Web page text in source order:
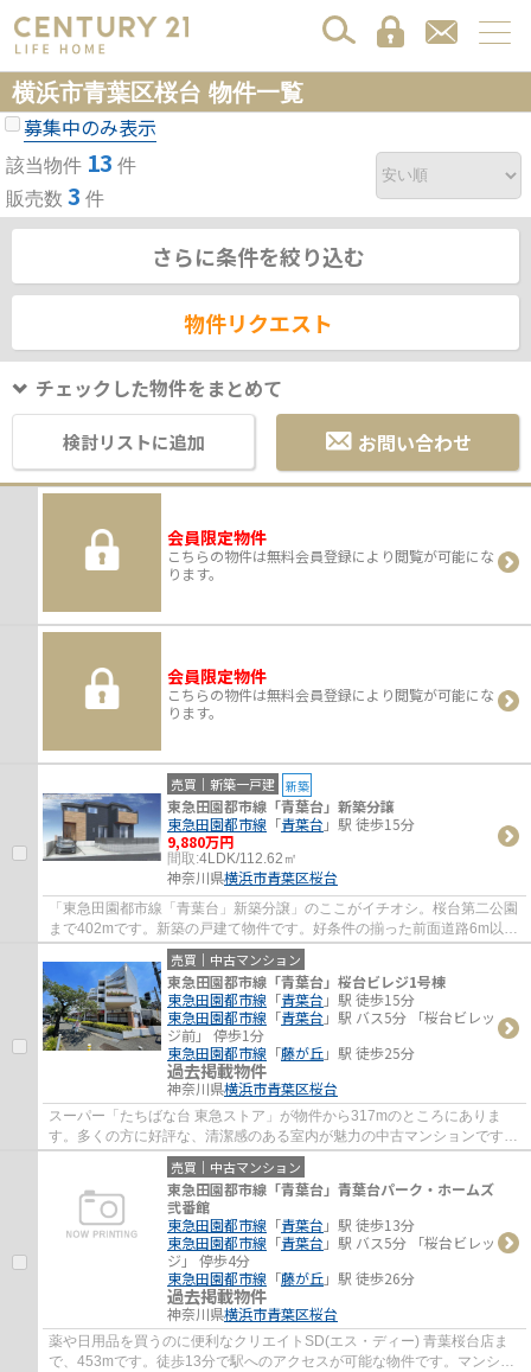
横浜市青葉区桜台 物件一覧
募集中のみ表示
該当物件 13 件
販売数 3 件
さらに条件を絞り込む
物件リクエスト
チェックした物件をまとめて
検討リストに追加 お問い合わせ
会員限定物件
こちらの物件は無料会員登録により閲覧が可能にな
ります。
会員限定物件
こちらの物件は無料会員登録により閲覧が可能にな
ります。
売買｜新築一戸建 新築
東急田園都市線「青葉台」新築分譲
東急田園都市線 「青葉台 」駅 徒歩15分
9,880万円
間取:4LDK/112.62㎡
神奈川県横浜市青葉区桜台
「東急田園都市線「青葉台」新築分譲」のここがイチオシ。桜台第二公園
まで402mです。新築の戸建て物件です。好条件の揃った前面道路6m以上
の物件をお薦めいたします。横浜市青葉区内...
売買｜中古マンション
東急田園都市線「青葉台」桜台ビレジ1号棟
東急田園都市線 「青葉台 」駅 徒歩15分
東急田園都市線 「青葉台 」駅 バス5分 「桜台ビレッ
ジ前」 停歩1分
東急田園都市線 「藤が丘」駅 徒歩25分
過去掲載物件
神奈川県横浜市青葉区桜台
スーパー「たちばな台 東急ストア」が物件から317mのところにありま
す。多くの方に好評な、清潔感のある室内が魅力の中古マンションです。
駅まで徒歩15分でアクセス可能です。当社がご...
売買｜中古マンション
東急田園都市線「青葉台」青葉台パーク・ホームズ
弐番館
東急田園都市線 「青葉台 」駅 徒歩13分
東急田園都市線 「青葉台 」駅 バス5分 「桜台ビレッ
ジ」 停歩4分
東急田園都市線 「藤が丘」駅 徒歩26分
過去掲載物件
神奈川県横浜市青葉区桜台
薬や日用品を買うのに便利なクリエイトSD(エス・ディー) 青葉桜台店ま
で、453mです。徒歩13分で駅へのアクセスが可能な物件です。マンショ